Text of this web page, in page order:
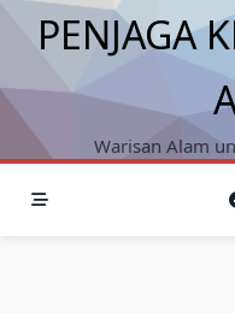
PENJAGA
Warisan Alam